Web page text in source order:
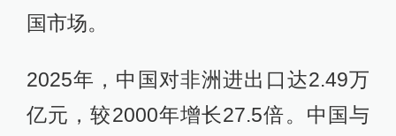
国市场。
2025年，中国对非洲进出口达2.49万
亿元，较2000年增长27.5倍。中国与